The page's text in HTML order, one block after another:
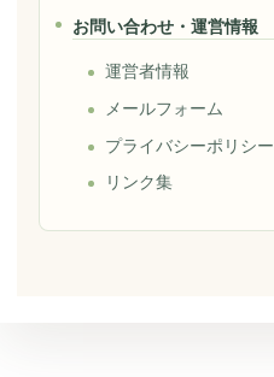
お問い合わせ・運営情報
運営者情報
メールフォーム
プライバシーポリシー
リンク集